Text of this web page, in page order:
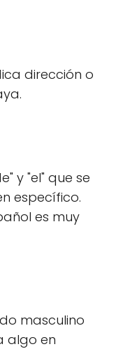
dirección o
y "el" que se
específico.
es muy
masculino
algo en